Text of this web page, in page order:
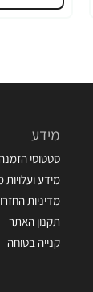
מידע
סטטוסי
מידע ועלויות
מדיניות
תקנון האתר
קנייה בטוחה